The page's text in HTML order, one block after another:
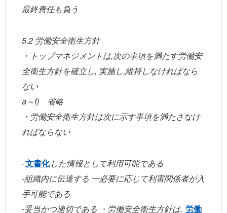
最終責任も負う
5.2 労働安全衛生方針
・トップマネジメントは,次の事項を満たす労働安
全衛生方針を確立し, 実施し,維持しなけれぱなら
ない
a～f) 省略
・労働安全衛生方針は次に示す事項を満たさなけ
ればならない
-文書化した情報として利用可能である
-組織内に伝達する 一必要に応じて利害関係者が入
手可能である
-妥当かつ適切である ・労働安全衛生方針は, 労働